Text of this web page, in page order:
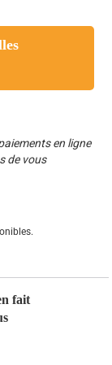
en ligne
de vous
fait